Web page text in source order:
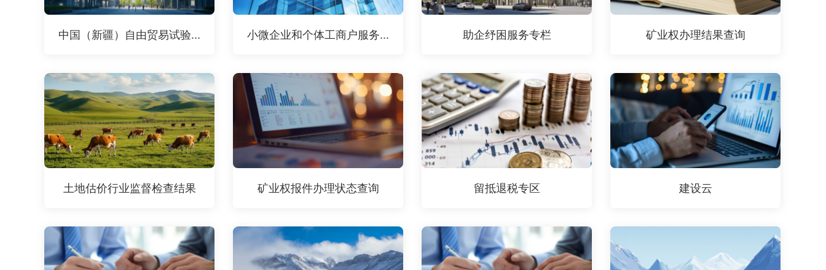
中国（新疆）自由贸易试验... 小微企业和个体工商户服务... 助企纾困服务专栏 矿业权办理结果查询
土地估价行业监督检查结果 矿业权报件办理状态查询 留抵退税专区 建设云